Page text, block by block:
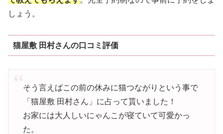
しょう。
猫屋敷 田村さんの口コミ評価
そう言えばこの前の休みに猫つながりという事で
「猫屋敷 田村さん」に占って貰いました！
お家には大人しいにゃんこが寝ていて可愛かっ
た。